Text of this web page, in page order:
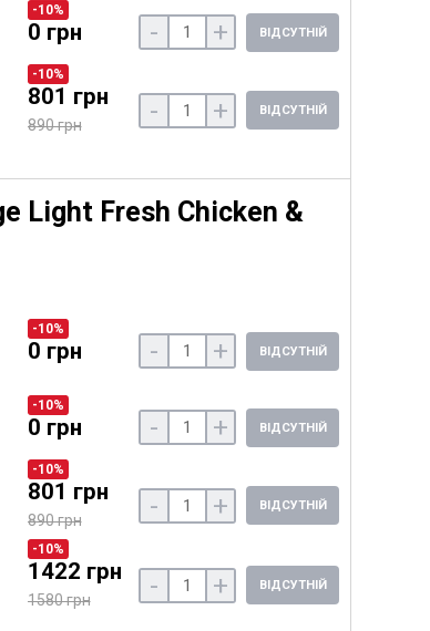
-10%
0 грн - + ВІДСУТНІЙ
-10%
801 грн
890 грн - + ВІДСУТНІЙ
Light Fresh Chicken &
-10%
0 грн - + ВІДСУТНІЙ
-10%
0 грн - + ВІДСУТНІЙ
-10%
801 грн
890 грн - + ВІДСУТНІЙ
-10%
1422 грн
1580 грн - + ВІДСУТНІЙ